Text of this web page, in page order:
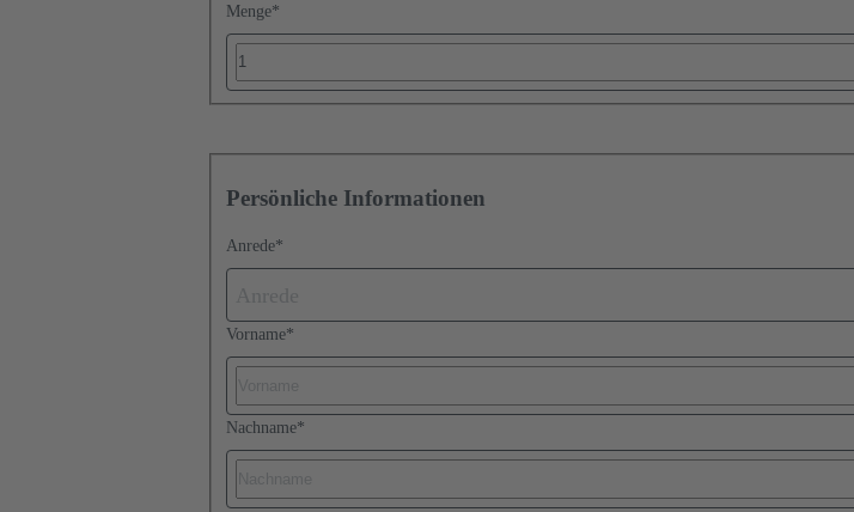
Menge*
Persönliche Informationen
Anrede*
Vorname*
Nachname*